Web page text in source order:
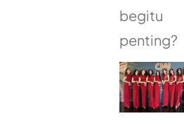
begitu
penting?